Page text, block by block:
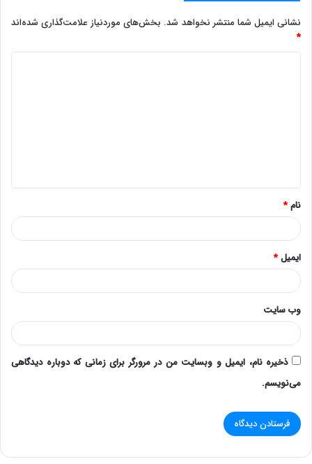
نشانی ایمیل شما منتشر نخواهد شد. بخش‌های موردنیاز علامت‌گذاری شده‌اند
*
*
نام*
ایمیل*
وب‌ سایت
ذخیره نام، ایمیل و وبسایت من در مرورگر برای زمانی که دوباره دیدگاهی
می‌نویسم.